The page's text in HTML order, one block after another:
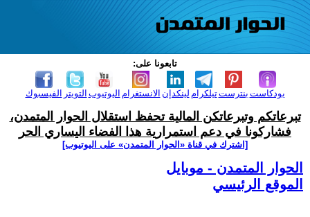
تابعونا على:
الفيسبوك التويتر اليوتيوب الانستغرام لينكدإن تيلكرامبنترست بودكاست
تبرعاتكم وتبرعاتكن المالية تحفظ استقلال الحوار المتمدن،
فشاركونا في دعم استمرارية هذا الفضاء اليساري الحر
[اشترك في قناة ‫«الحوار المتمدن» على اليوتيوب]
الحوار المتمدن - موبايل
الموقع الرئيسي